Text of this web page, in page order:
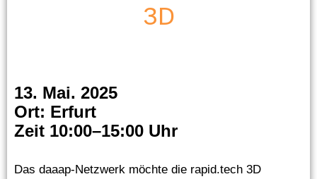
3D
13. Mai. 2025
Ort: Erfurt
Zeit 10:00–15:00 Uhr
Das daaap-Netzwerk möchte die rapid.tech 3D